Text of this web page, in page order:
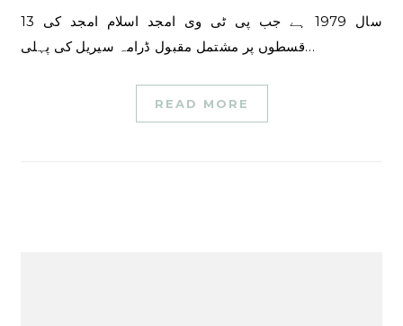
سال 1979 ہے جب پی ٹی وی امجد اسلام امجد کی 13
قسطوں پر مشتمل مقبول ڈرامہ سیریل کی پہلی…
READ MORE